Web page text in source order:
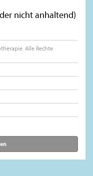
nicht anhaltend)
Alle Rechte